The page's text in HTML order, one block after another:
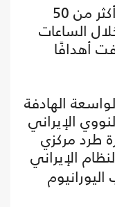
وذكر الجيش في بيان: "شنت أكثر من 50
الساعات
أهدافًا
الهادفة
الإيراني
طرد مركزي
الإيراني